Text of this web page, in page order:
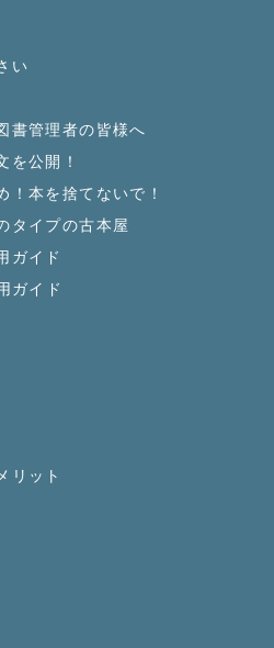
い
書管理者の皆様へ
を公開！
！本を捨てないで！
タイプの古本屋
ガイド
ガイド
リット